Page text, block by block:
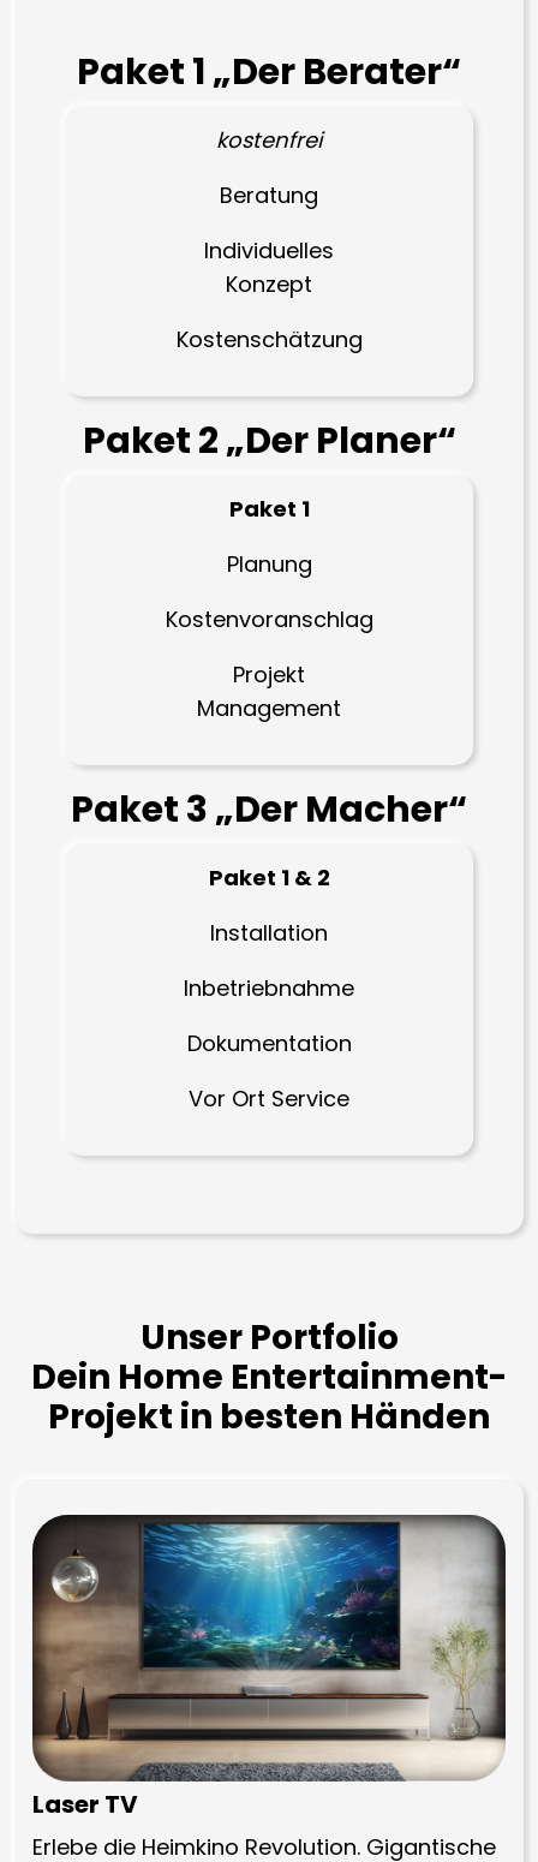
Paket 1 „Der Berater“
kostenfrei
Beratung
Individuelles
Konzept
Kostenschätzung
Paket 2 „Der Planer“
Paket 1
Planung
Kostenvoranschlag
Projekt
Management
Paket 3 „Der Macher“
Paket 1 & 2
Installation
Inbetriebnahme
Dokumentation
Vor Ort Service
Unser Portfolio
Dein Home Entertainment-
Projekt in besten Händen
Laser TV
Erlebe die Heimkino Revolution. Gigantische